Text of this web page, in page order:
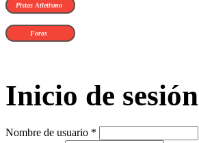
Pistas Atletismo
Foros
Inicio de sesión
Nombre de usuario *